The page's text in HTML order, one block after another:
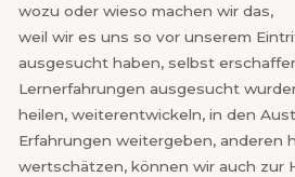
wozu oder wieso machen wir das,
weil wir es uns so vor unserem
ausgesucht haben, selbst
Lernerfahrungen ausgesucht
heilen, weiterentwickeln, in den
Erfahrungen weitergeben, anderen
wertschätzen, können wir auch zur